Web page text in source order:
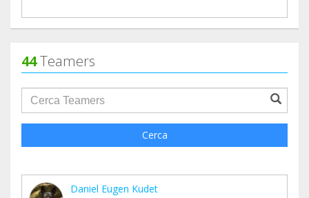
44Teamers
groupProfile.searchForm.search.text???
Cerca
Daniel Eugen Kudet